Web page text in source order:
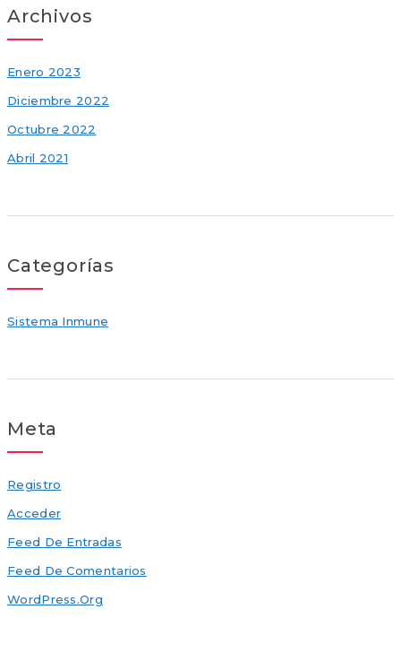
Archivos
Enero 2023
Diciembre 2022
Octubre 2022
Abril 2021
Categorías
Sistema Inmune
Meta
Registro
Acceder
Feed De Entradas
Feed De Comentarios
WordPress.org